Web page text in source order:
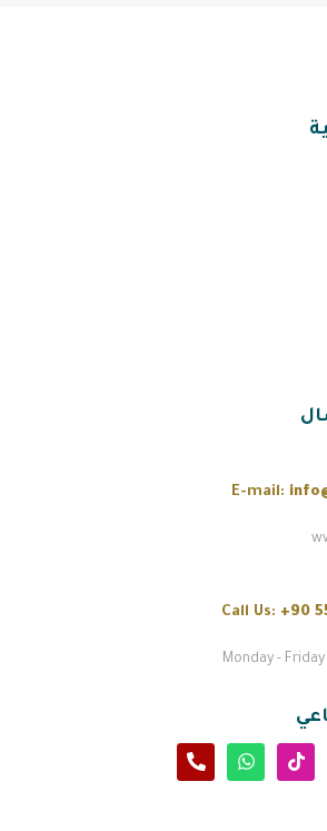
E-mail:
Call Us: +90
Monday -